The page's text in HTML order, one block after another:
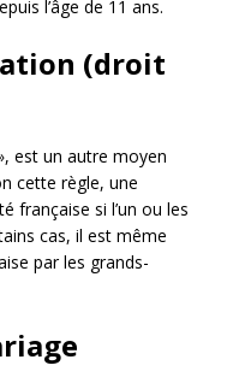
l’âge de 11 ans.
(droit
est un autre moyen
cette règle, une
française si l’un ou les
cas, il est même
par les grands-